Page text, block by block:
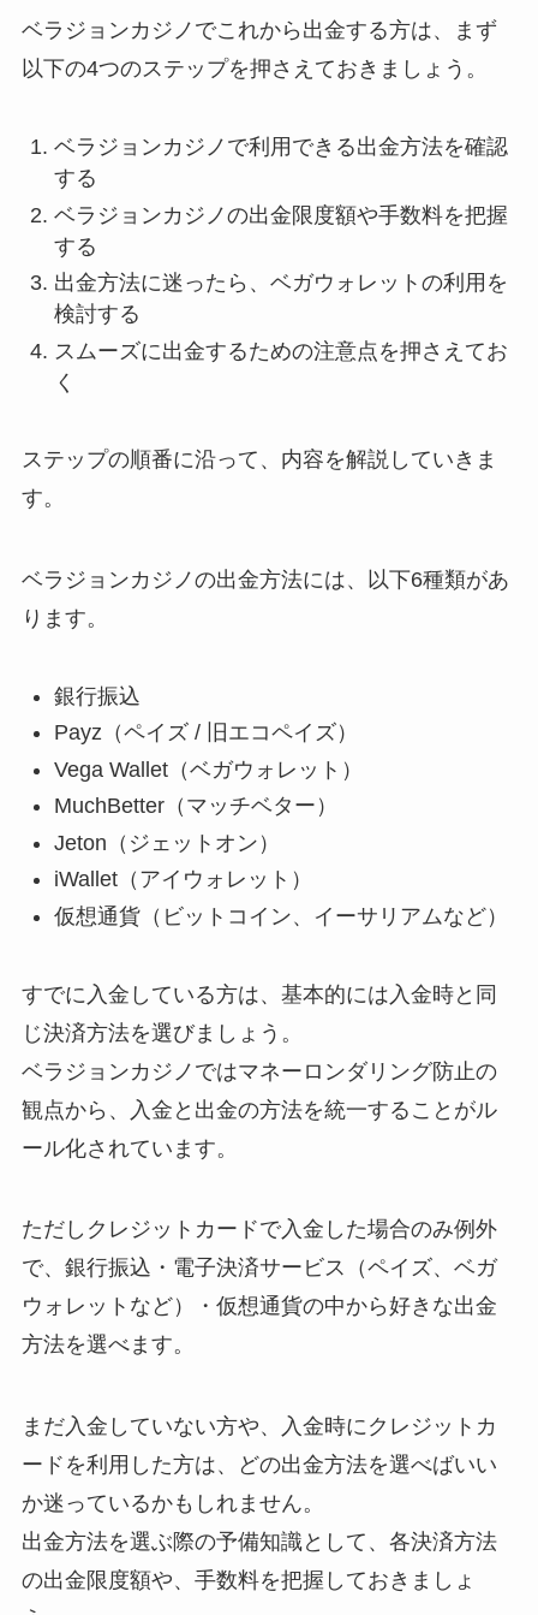
ベラジョンカジノでこれから出金する方は、まず
以下の4つのステップを押さえておきましょう。
ベラジョンカジノで利用できる出金方法を確認
する
ベラジョンカジノの出金限度額や手数料を把握
する
出金方法に迷ったら、ベガウォレットの利用を
検討する
スムーズに出金するための注意点を押さえてお
く
ステップの順番に沿って、内容を解説していきま
す。
ベラジョンカジノの出金方法には、以下6種類があ
ります。
銀行振込
Payz（ペイズ / 旧エコペイズ）
Vega Wallet（ベガウォレット）
MuchBetter（マッチベター）
Jeton（ジェットオン）
iWallet（アイウォレット）
仮想通貨（ビットコイン、イーサリアムなど）
すでに入金している方は、基本的には入金時と同
じ決済方法を選びましょう。
ベラジョンカジノではマネーロンダリング防止の
観点から、入金と出金の方法を統一することがル
ール化されています。
ただしクレジットカードで入金した場合のみ例外
で、銀行振込・電子決済サービス（ペイズ、ベガ
ウォレットなど）・仮想通貨の中から好きな出金
方法を選べます。
まだ入金していない方や、入金時にクレジットカ
ードを利用した方は、どの出金方法を選べばいい
か迷っているかもしれません。
出金方法を選ぶ際の予備知識として、各決済方法
の出金限度額や、手数料を把握しておきましょ